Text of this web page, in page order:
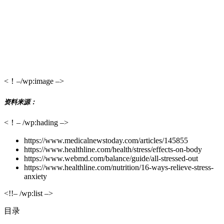
<！–/wp:image –>
资料来源：
<！– /wp:hading –>
https://www.medicalnewstoday.com/articles/145855
https://www.healthline.com/health/stress/effects-on-body
https://www.webmd.com/balance/guide/all-stressed-out
https://www.healthline.com/nutrition/16-ways-relieve-stress-
anxiety
<!!– /wp:list –>
目录